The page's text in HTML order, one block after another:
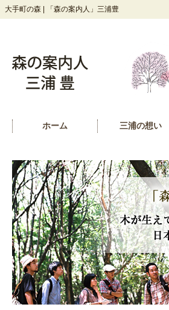
大手町の森 | 「森の案内人」三浦豊
ホーム 三浦の想い